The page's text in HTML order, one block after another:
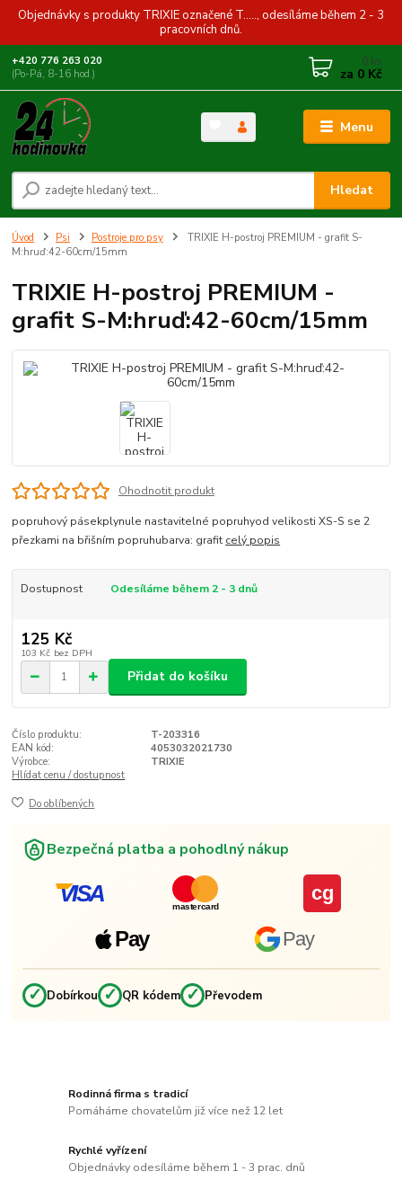
Objednávky s produkty TRIXIE označené T....., odesíláme během 2 - 3
pracovních dnů.
Menu
Hledat
+420 776 263 020
(Po-Pá, 8-16 hod.)
0 ks
za 0 Kč
Úvod Psi Postroje pro psy
TRIXIE H-postroj PREMIUM - grafit S-
M:hruď:42-60cm/15mm
TRIXIE H-postroj PREMIUM -
grafit S-M:hruď:42-60cm/15mm
Ohodnotit produkt
popruhový pásekplynule nastavitelné popruhyod velikosti XS-S se 2
přezkami na břišním popruhubarva: grafit celý popis
Dostupnost Odesíláme během 2 - 3 dnů
125 Kč
103 Kč bez DPH
Přidat do košíku
Číslo produktu:
T-203316
EAN kód:
4053032021730
Výrobce:
TRIXIE
Hlídat cenu / dostupnost
Do oblíbených
Bezpečná platba a pohodlný nákup
VISA mastercard
Pay Pay
cg
✓ Dobírkou ✓ QR kódem ✓ Převodem
Rodinná firma s tradicí
Pomáháme chovatelům již více než 12 let
Rychlé vyřízení
Objednávky odesíláme během 1 - 3 prac. dnů